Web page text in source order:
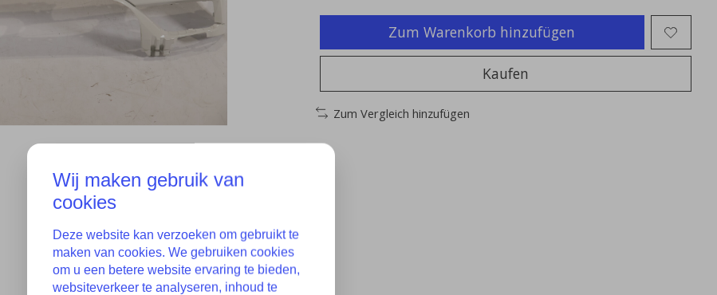
Zum Warenkorb hinzufügen
Kaufen
Zum Vergleich hinzufügen
Wij maken gebruik van
cookies
Deze website kan verzoeken om gebruikt te
maken van cookies. We gebruiken cookies
om u een betere website ervaring te bieden,
websiteverkeer te analyseren, inhoud te